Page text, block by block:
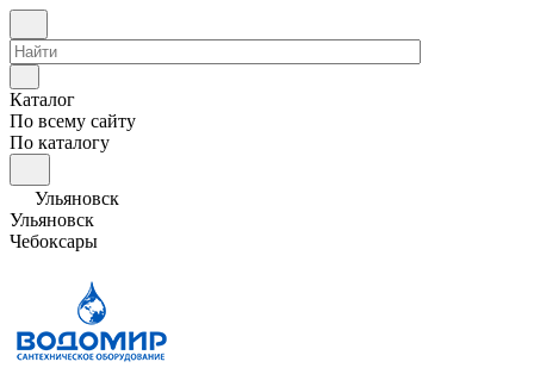
Каталог
По всему сайту
По каталогу
Ульяновск
Ульяновск
Чебоксары